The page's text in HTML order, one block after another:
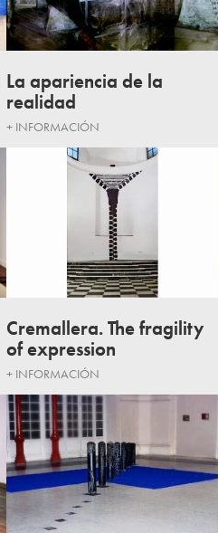
La apariencia de la
realidad
+ INFORMACIÓN
Cremallera. The fragility
of expression
+ INFORMACIÓN